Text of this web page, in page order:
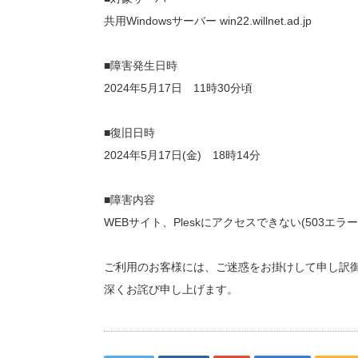
共用Windowsサーバー win22.willnet.ad.jp
■障害発生日時
2024年5月17日 11時30分頃
■復旧日時
2024年5月17日(金) 18時14分
■障害内容
WEBサイト、Pleskにアクセスできない(503エラ
ご利用のお客様には、ご迷惑をお掛けして申し訳
深くお詫び申し上げます。